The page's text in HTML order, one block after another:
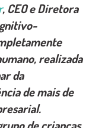
, CEO e Diretora
realizada
da
de mais de